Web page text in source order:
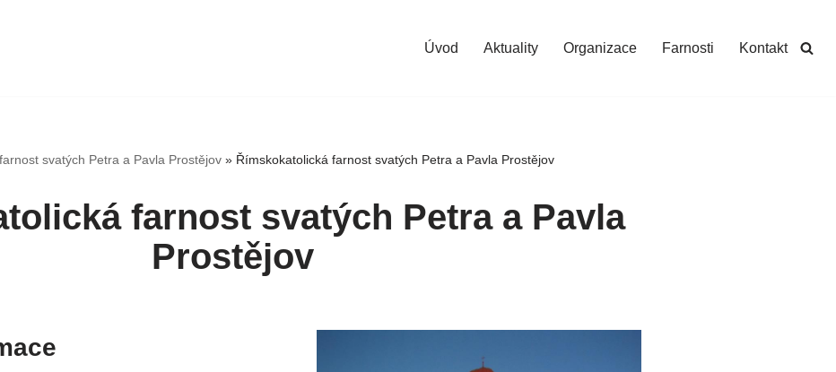
Úvod Aktuality Organizace Farnosti Kontakt
svatých Petra a Pavla Prostějov» Římskokatolická farnost svatých Petra a Pavla Prostějov
farnost svatých Petra a Pavla
Prostějov